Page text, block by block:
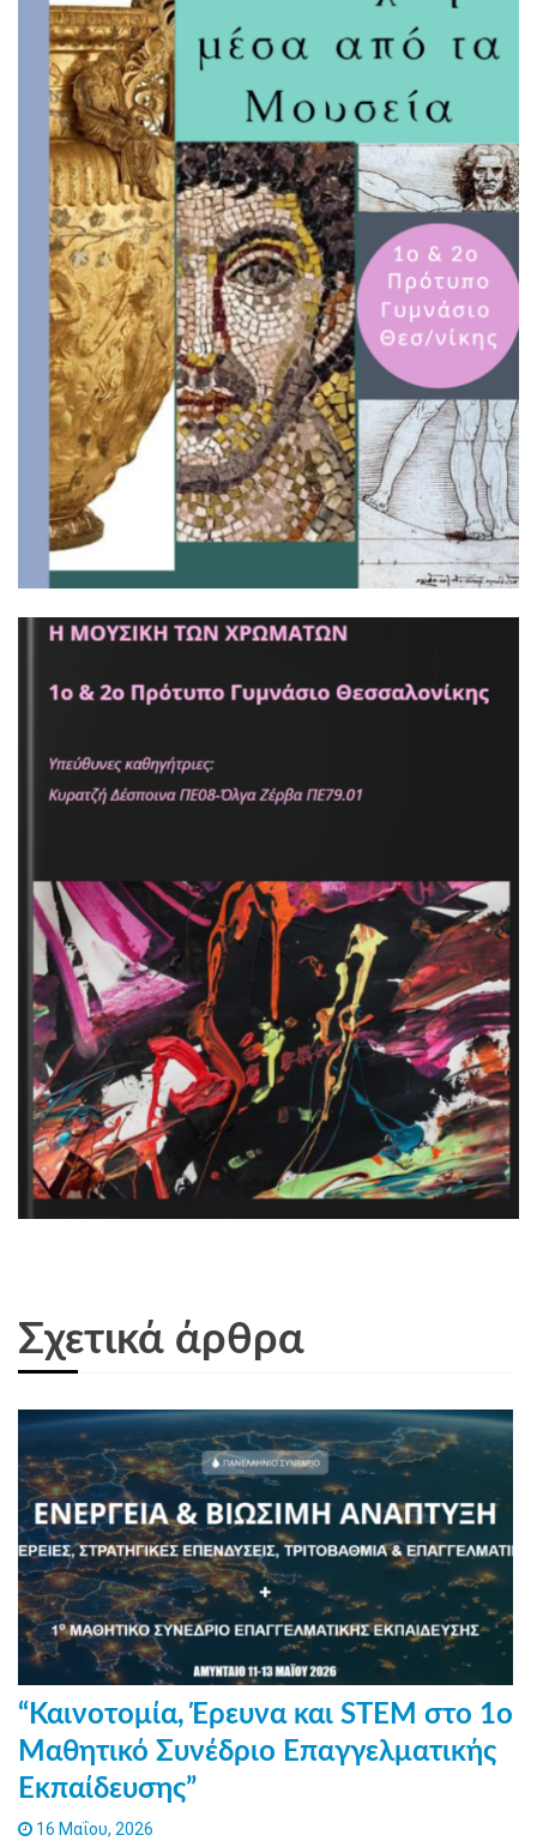
Σχετικά άρθρα
“Καινοτομία, Έρευνα και STEM στο 1ο
Μαθητικό Συνέδριο Επαγγελματικής
Εκπαίδευσης”
16 Μαΐου, 2026